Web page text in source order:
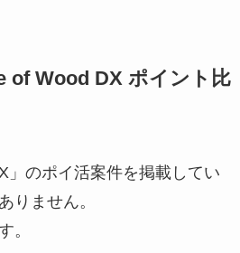
of Wood DX ポイント比
」のポイ活案件を掲載してい
りません。
。